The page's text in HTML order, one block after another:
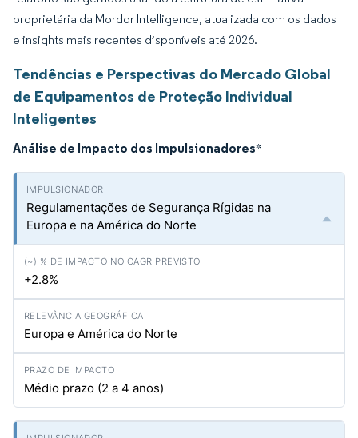
proprietária da Mordor Intelligence, atualizada com os dados
e insights mais recentes disponíveis até 2026.
Tendências e Perspectivas do Mercado Global
de Equipamentos de Proteção Individual
Inteligentes
Análise de Impacto dos Impulsionadores*
Regulamentações de Segurança Rígidas na
Europa e na América do Norte
+2.8%
Europa e América do Norte
Médio prazo (2 a 4 anos)